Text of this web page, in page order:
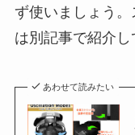
ず使いましょう
は別記事で紹介し
あわせて読みたい